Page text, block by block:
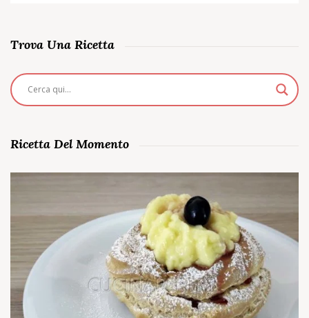
Trova Una Ricetta
Ricetta Del Momento